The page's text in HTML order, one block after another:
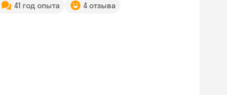
41 год опыта 4 отзыва